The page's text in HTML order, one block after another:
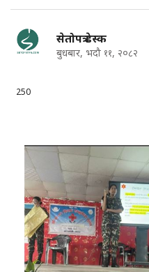
सेतोपत्र डेस्क
बुधबार, भदौ ११, २०८२
250